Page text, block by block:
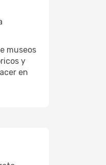
museos
y
en